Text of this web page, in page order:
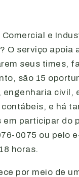
e
O serviço
seus times,
são 15
civil,
e há
participar do
0075 ou pelo
horas.
por meio de